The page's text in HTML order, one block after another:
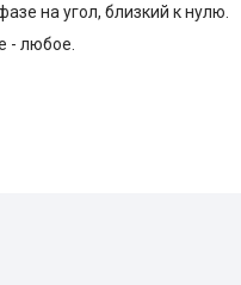
на угол, близкий к нулю.
- любое.